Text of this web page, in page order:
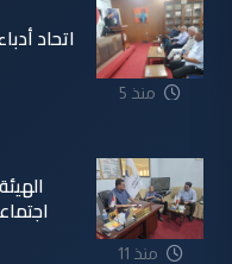
منذ 5
اتحاد
منذ 11